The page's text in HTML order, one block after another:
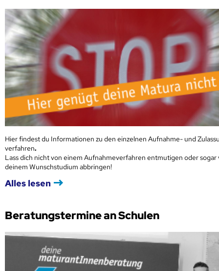
Hier findest du Informationen zu den einzelnen Aufnahme- und
verfahren.
Lass dich nicht von einem Aufnahmeverfahren entmutigen oder sogar
deinem Wunschstudium abbringen!
Alles lesen
Beratungstermine an Schulen